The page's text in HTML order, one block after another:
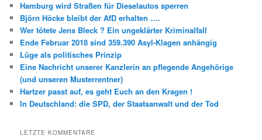
Hamburg wird Straßen für Dieselautos sperren
Björn Höcke bleibt der AfD erhalten ….
Wer tötete Jens Bleck ? Ein ungeklärter Kriminalfall
Ende Februar 2018 sind 359.390 Asyl-Klagen anhängig
Lüge als politisches Prinzip
Eine Nachricht unserer Kanzlerin an pflegende Angehörige
(und unseren Musterrentner)
Hartzer passt auf, es geht Euch an den Kragen !
In Deutschland: die SPD, der Staatsanwalt und der Tod
LETZTE KOMMENTARE